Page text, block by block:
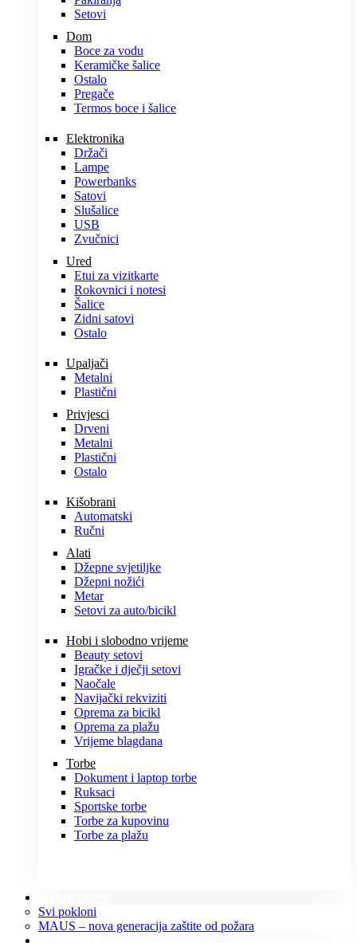
Setovi
Dom
Boce za vodu
Keramičke šalice
Ostalo
Pregače
Termos boce i šalice
Elektronika
Držači
Lampe
Powerbanks
Satovi
Slušalice
USB
Zvučnici
Ured
Etui za vizitkarte
Rokovnici i notesi
Šalice
Zidni satovi
Ostalo
Upaljači
Metalni
Plastični
Privjesci
Drveni
Metalni
Plastični
Ostalo
Kišobrani
Automatski
Ručni
Alati
Džepne svjetiljke
Džepni nožići
Metar
Setovi za auto/bicikl
Hobi i slobodno vrijeme
Beauty setovi
Igračke i dječji setovi
Naočale
Navijački rekviziti
Oprema za bicikl
Oprema za plažu
Vrijeme blagdana
Torbe
Dokument i laptop torbe
Ruksaci
Sportske torbe
Torbe za kupovinu
Torbe za plažu
Svi pokloni
MAUS – nova generacija zaštite od požara